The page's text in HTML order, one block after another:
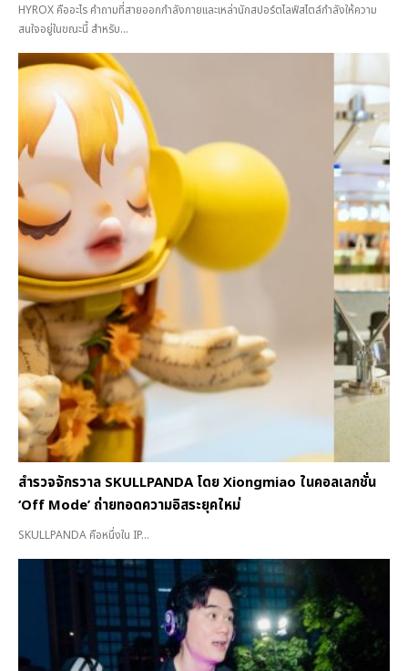
HYROX คืออะไร คำถามที่สายออกกำลังกายและเหล่านักสปอร์ตไลฟ์สไตล์กำลังให้ความ
สนใจอยู่ในขณะนี้ สำหรับ...
สำรวจจักรวาล SKULLPANDA โดย Xiongmiao ในคอลเลกชั่น
‘Off Mode’ ถ่ายทอดความอิสระยุคใหม่
SKULLPANDA คือหนึ่งใน IP...